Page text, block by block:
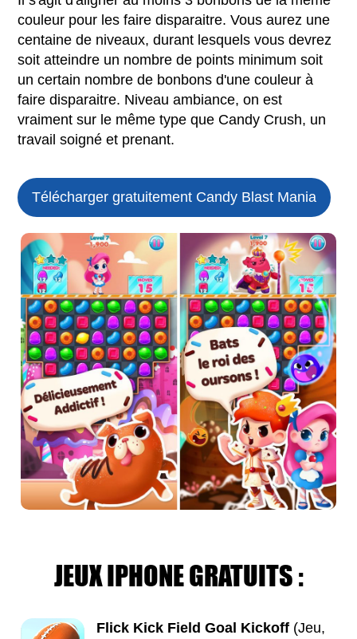
couleur pour les faire disparaitre. Vous aurez une
centaine de niveaux, durant lesquels vous devrez
soit atteindre un nombre de points minimum soit
un certain nombre de bonbons d'une couleur à
faire disparaitre. Niveau ambiance, on est
vraiment sur le même type que Candy Crush, un
travail soigné et prenant.
Télécharger gratuitement Candy Blast Mania
JEUX IPHONE GRATUITS :
Flick Kick Field Goal Kickoff (Jeu,